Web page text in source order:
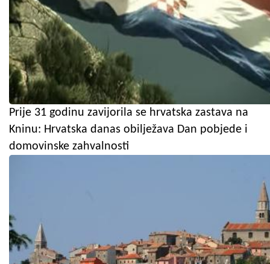
Prije 31 godinu zavijorila se hrvatska zastava na
Kninu: Hrvatska danas obilježava Dan pobjede i
domovinske zahvalnosti